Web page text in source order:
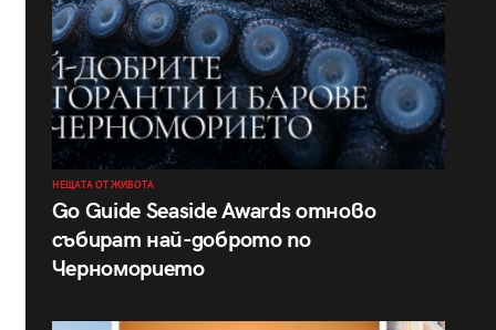
НЕЩАТА ОТ ЖИВОТА
Go Guide Seaside Awards отново
събират най-доброто по
Черноморието